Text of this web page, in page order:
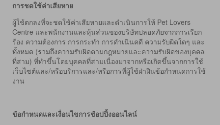
การชดใช้ค่าเสียหาย
ผู้ใช้ตกลงที่จะชดใช้ค่าเสียหายและดำเนินการให้ Pet Lovers
Centre และพนักงานและหุ้นส่วนของบริษัทปลอดภัยจากการเรียก
ร้อง ความต้องการ การกระทำ การดำเนินคดี ความรับผิดใดๆ และ
ทั้งหมด (รวมถึงความรับผิดตามกฎหมายและความรับผิดของบุคคล
ที่สาม) ที่ทำขึ้นโดยบุคคลที่สามเนื่องมาจากหรือเกิดขึ้นจากการใช้
เว็บไซต์และ/หรือบริการและ/หรือการที่ผู้ใช้ฝ่าฝืนข้อกำหนดการใช้
งาน
ข้อกำหนดและเงื่อนไขการช้อปปิ้งออนไลน์